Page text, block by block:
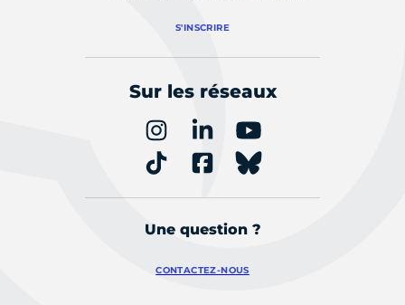
S'INSCRIRE
Sur les réseaux
Une question ?
CONTACTEZ-NOUS